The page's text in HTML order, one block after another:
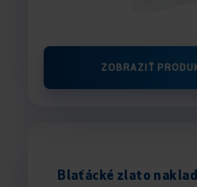
ZOBRAZIŤ
Blaťácké zlato